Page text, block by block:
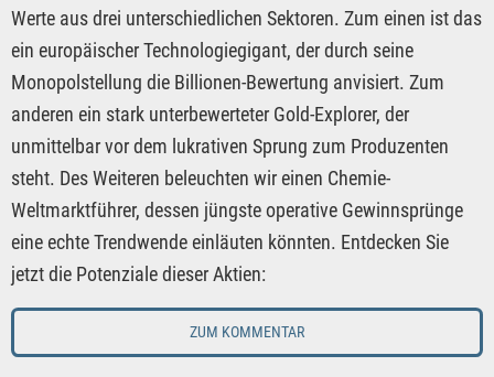
Werte aus drei unterschiedlichen Sektoren. Zum einen ist das
ein europäischer Technologiegigant, der durch seine
Monopolstellung die Billionen-Bewertung anvisiert. Zum
anderen ein stark unterbewerteter Gold-Explorer, der
unmittelbar vor dem lukrativen Sprung zum Produzenten
steht. Des Weiteren beleuchten wir einen Chemie-
Weltmarktführer, dessen jüngste operative Gewinnsprünge
eine echte Trendwende einläuten könnten. Entdecken Sie
jetzt die Potenziale dieser Aktien:
ZUM KOMMENTAR